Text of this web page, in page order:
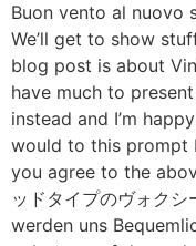
Buon vento al nuovo
We’ll get to show
blog post is about
have much to
instead and I’m
would to this prompt
you agree to the
ッドタイプのヴォク
werden uns